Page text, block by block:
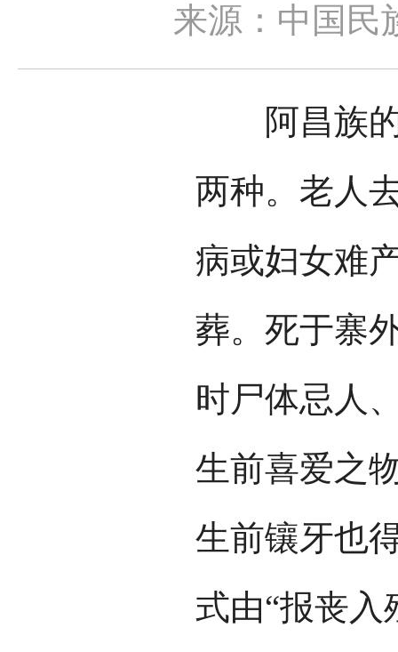
来源：中国民
阿昌族的
两种。老人
病或妇女难
葬。死于寨
时尸体忌人
生前喜爱之
生前镶牙也
式由“报丧入